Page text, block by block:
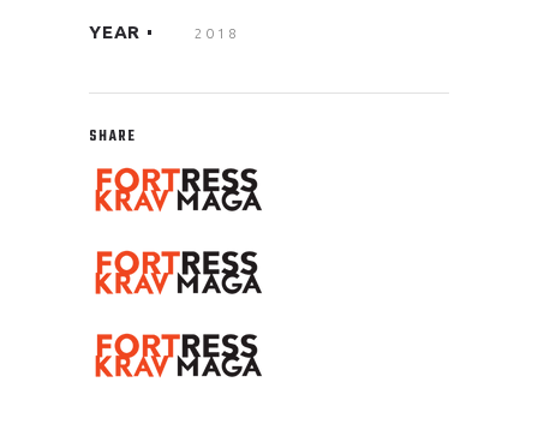
YEAR 2018
SHARE